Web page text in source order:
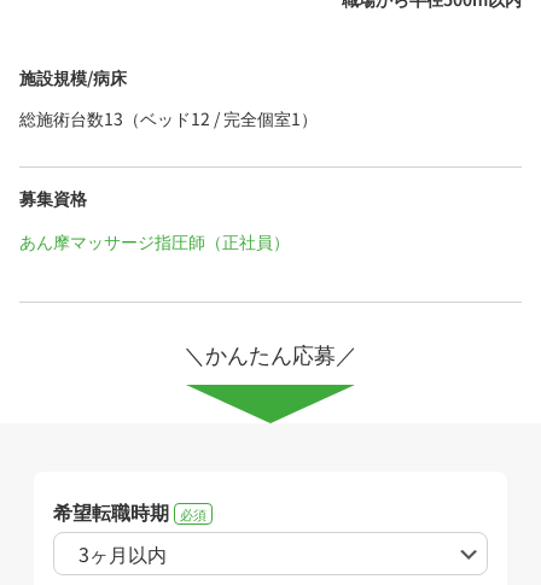
施設規模/病床
総施術台数13（ベッド12 / 完全個室1）
募集資格
あん摩マッサージ指圧師（正社員）
＼かんたん応募／
希望転職時期 必須